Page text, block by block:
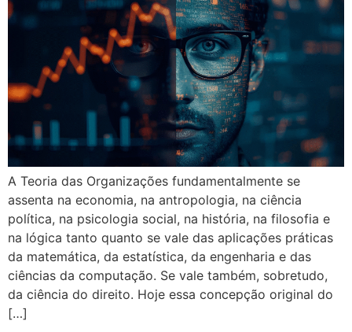
A Teoria das Organizações fundamentalmente se
assenta na economia, na antropologia, na ciência
política, na psicologia social, na história, na filosofia e
na lógica tanto quanto se vale das aplicações práticas
da matemática, da estatística, da engenharia e das
ciências da computação. Se vale também, sobretudo,
da ciência do direito. Hoje essa concepção original do
[…]